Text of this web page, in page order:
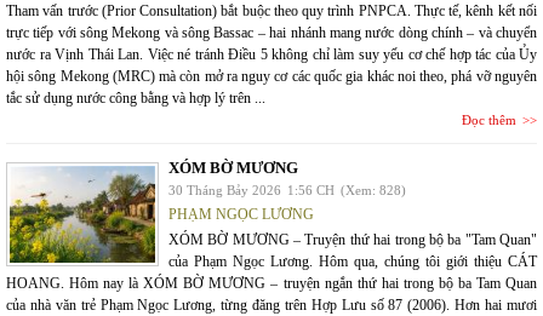
Tham vấn trước (Prior Consultation) bắt buộc theo quy trình PNPCA. Thực tế, kênh kết nối
trực tiếp với sông Mekong và sông Bassac – hai nhánh mang nước dòng chính – và chuyển
nước ra Vịnh Thái Lan. Việc né tránh Điều 5 không chỉ làm suy yếu cơ chế hợp tác của Ủy
hội sông Mekong (MRC) mà còn mở ra nguy cơ các quốc gia khác noi theo, phá vỡ nguyên
tắc sử dụng nước công bằng và hợp lý trên ...
Đọc thêm
XÓM BỜ MƯƠNG
30 Tháng Bảy 2026 1:56 CH (Xem: 828)
PHẠM NGỌC LƯƠNG
XÓM BỜ MƯƠNG – Truyện thứ hai trong bộ ba "Tam Quan"
của Phạm Ngọc Lương. Hôm qua, chúng tôi giới thiệu CÁT
HOANG. Hôm nay là XÓM BỜ MƯƠNG – truyện ngắn thứ hai trong bộ ba Tam Quan
của nhà văn trẻ Phạm Ngọc Lương, từng đăng trên Hợp Lưu số 87 (2006). Hơn hai mươi